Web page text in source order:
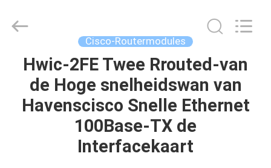
HUIS
PRODUCTEN
Ltd..
Cisco-Routermodules
Hwic-2FE Twee Rrouted-van
de Hoge snelheidswan van
Havenscisco Snelle Ethernet
100Base-TX de
Interfacekaart